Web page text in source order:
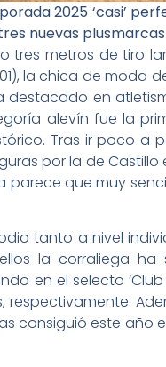
2025 ‘casi’
nuevas plusmarcas
tres metros de tiro
la chica de moda
destacado en
alevín fue la
Tras ir poco a
por la de Castillo
parece que muy
tanto a nivel
la corraliega ha
en el selecto ‘Club
respectivamente.
consiguió este año